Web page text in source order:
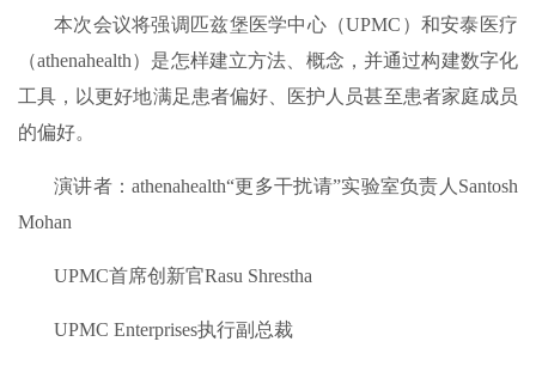
本次会议将强调匹兹堡医学中心（UPMC）和安泰医疗
（athenahealth）是怎样建立方法、概念，并通过构建数字化
工具，以更好地满足患者偏好、医护人员甚至患者家庭成员
的偏好。
演讲者：athenahealth“更多干扰请”实验室负责人Santosh
Mohan
UPMC首席创新官Rasu Shrestha
UPMC Enterprises执行副总裁